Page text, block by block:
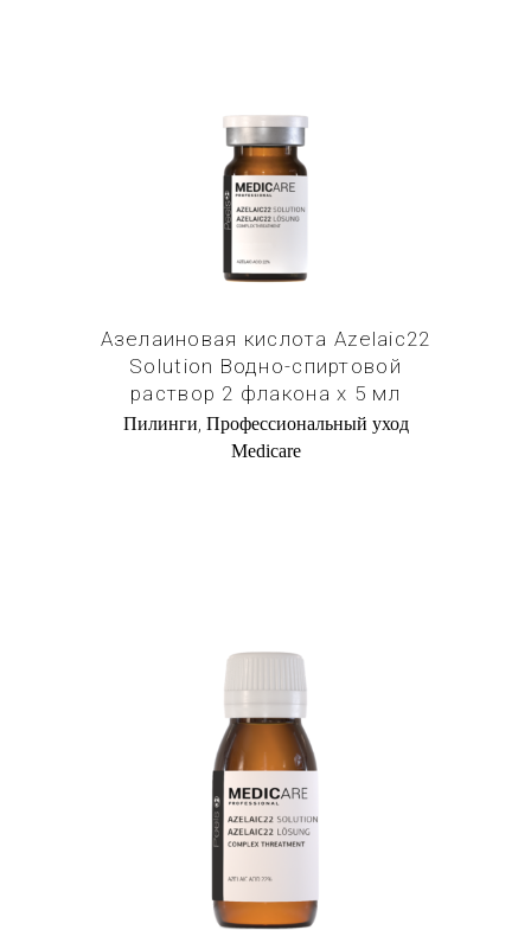
Купить в 1 клик
Азелаиновая кислота Azelaic22
Solution Водно-спиртовой
раствор 2 флакона х 5 мл
Пилинги, Профессиональный уход
Medicare
Купить в 1 клик